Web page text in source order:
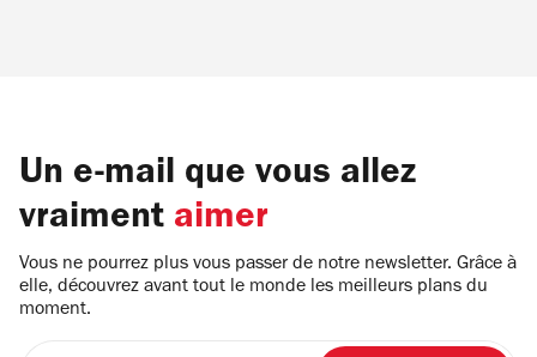
Un e-mail que vous allez
vraiment aimer
Vous ne pourrez plus vous passer de notre newsletter. Grâce à
elle, découvrez avant tout le monde les meilleurs plans du
moment.